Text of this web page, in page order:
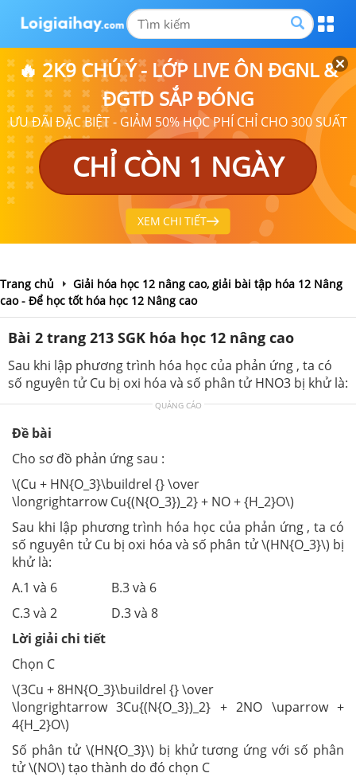
🔥 2K9 CHÚ Ý - LỚP LIVE ÔN ĐGNL &
ĐGTD SẮP ĐÓNG
ƯU ĐÃI ĐẶC BIỆT - GIẢM 50% HỌC PHÍ CHỈ CHO 300 SUẤT
CHỈ CÒN 1 NGÀY
XEM CHI TIẾT
Trang chủ
Giải hóa học 12 nâng cao, giải bài tập hóa 12 Nâng
cao - Để học tốt hóa học 12 Nâng cao
Bài 2 trang 213 SGK hóa học 12 nâng cao
Sau khi lập phương trình hóa học của phản ứng , ta có
số nguyên tử Cu bị oxi hóa và số phân tử HNO3 bị khử là:
QUẢNG CÁO
Đề bài
Cho sơ đồ phản ứng sau :
\(Cu + HN{O_3}\buildrel {} \over
\longrightarrow Cu{(N{O_3})_2} + NO + {H_2}O\)
Sau khi lập phương trình hóa học của phản ứng , ta có
số nguyên tử Cu bị oxi hóa và số phân tử \(HN{O_3}\) bị
khử là:
A.1 và 6 B.3 và 6
C.3 và 2 D.3 và 8
Lời giải chi tiết
Chọn C
\(3Cu + 8HN{O_3}\buildrel {} \over
\longrightarrow 3Cu{(N{O_3})_2} + 2NO \uparrow +
4{H_2}O\)
Số phân tử \(HN{O_3}\) bị khử tương ứng với số phân
tử \(NO\) tạo thành do đó chọn C